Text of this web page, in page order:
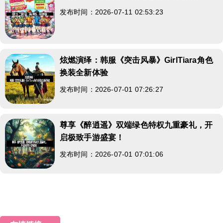
发布时间：2026-07-11 02:53:23
炫燃演绎：韩服《突击风暴》GirlTiara角色
换装全新体验
发布时间：2026-07-01 07:26:27
尊享《醉逍遥》双端绿色特权九重豪礼，开
启极致手游盛宴！
发布时间：2026-07-01 07:01:06